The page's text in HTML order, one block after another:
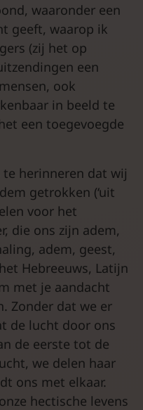
waaronder een
geeft, waarop ik
(zij het op
een
ook
in beeld te
een toegevoegde
herinneren dat wij
getrokken (‘uit
voor het
die ons zijn adem,
adem, geest,
Hebreeuws, Latijn
met je aandacht
Zonder dat we er
de lucht door ons
de eerste tot de
we delen haar
ons met elkaar.
hectische levens